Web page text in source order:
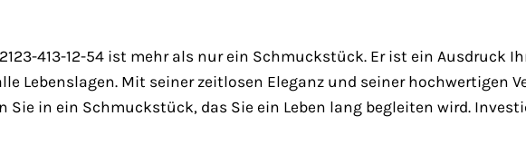
413-12-54 ist mehr als nur ein Schmuckstück. Er ist ein Ausdruck
Lebenslagen. Mit seiner zeitlosen Eleganz und seiner hochwertigen
Sie in ein Schmuckstück, das Sie ein Leben lang begleiten wird.